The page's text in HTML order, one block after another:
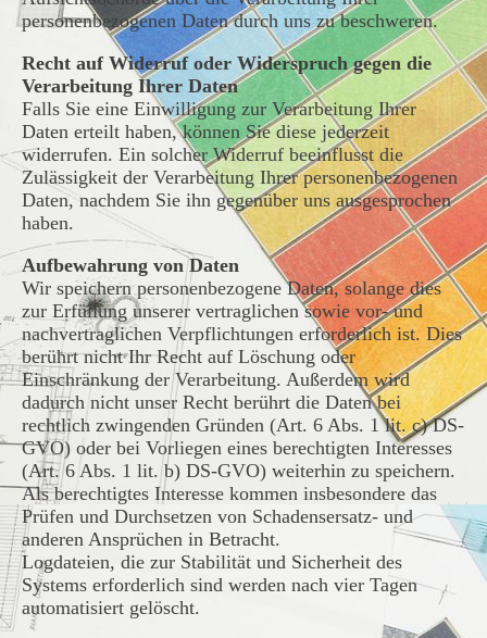
personenbezogenen Daten durch uns zu beschweren.
Recht auf Widerruf oder Widerspruch gegen die
Verarbeitung Ihrer Daten
Falls Sie eine Einwilligung zur Verarbeitung Ihrer
Daten erteilt haben, können Sie diese jederzeit
widerrufen. Ein solcher Widerruf beeinflusst die
Zulässigkeit der Verarbeitung Ihrer personenbezogenen
Daten, nachdem Sie ihn gegenüber uns ausgesprochen
haben.
Aufbewahrung von Daten
Wir speichern personenbezogene Daten, solange dies
zur Erfüllung unserer vertraglichen sowie vor- und
nachvertraglichen Verpflichtungen erforderlich ist. Dies
berührt nicht Ihr Recht auf Löschung oder
Einschränkung der Verarbeitung. Außerdem wird
dadurch nicht unser Recht berührt die Daten bei
rechtlich zwingenden Gründen (Art. 6 Abs. 1 lit. c) DS-
GVO) oder bei Vorliegen eines berechtigten Interesses
(Art. 6 Abs. 1 lit. b) DS-GVO) weiterhin zu speichern.
Als berechtigtes Interesse kommen insbesondere das
Prüfen und Durchsetzen von Schadensersatz- und
anderen Ansprüchen in Betracht.
Logdateien, die zur Stabilität und Sicherheit des
Systems erforderlich sind werden nach vier Tagen
automatisiert gelöscht.